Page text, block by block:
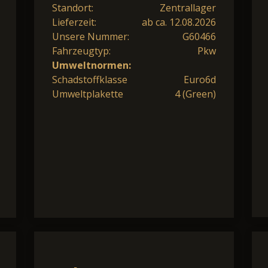
Standort:
Zentrallager
Lieferzeit:
ab ca. 12.08.2026
Unsere Nummer:
G60466
Fahrzeugtyp:
Pkw
Umweltnormen:
Schadstoffklasse
Euro6d
Umweltplakette
4 (Green)